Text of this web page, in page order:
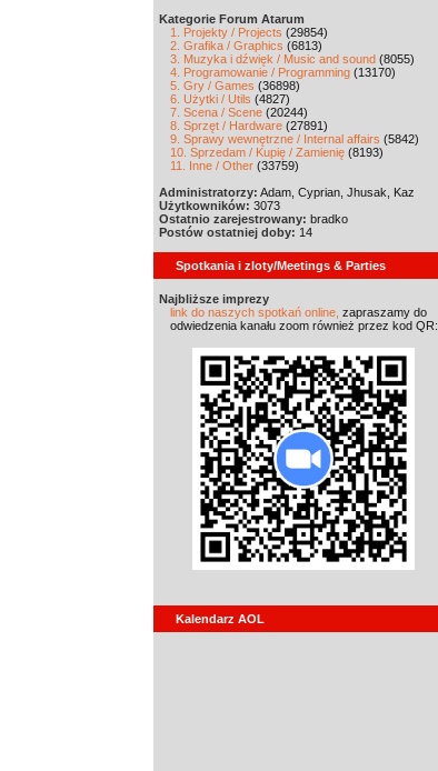
Kategorie Forum Atarum
1. Projekty / Projects (29854)
2. Grafika / Graphics (6813)
3. Muzyka i dźwięk / Music and sound (8055)
4. Programowanie / Programming (13170)
5. Gry / Games (36898)
6. Użytki / Utils (4827)
7. Scena / Scene (20244)
8. Sprzęt / Hardware (27891)
9. Sprawy wewnętrzne / Internal affairs (5842)
10. Sprzedam / Kupię / Zamienię (8193)
11. Inne / Other (33759)
Administratorzy: Adam, Cyprian, Jhusak, Kaz
Użytkowników: 3073
Ostatnio zarejestrowany: bradko
Postów ostatniej doby: 14
Spotkania i zloty/Meetings & Parties
Najbliższe imprezy
link do naszych spotkań online, zapraszamy do
odwiedzenia kanału zoom również przez kod QR:
Kalendarz AOL